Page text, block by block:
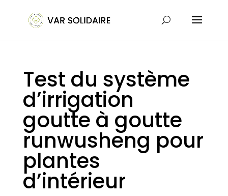
Test du système
d’irrigation
goutte à goutte
runwusheng pour
plantes
d’intérieur